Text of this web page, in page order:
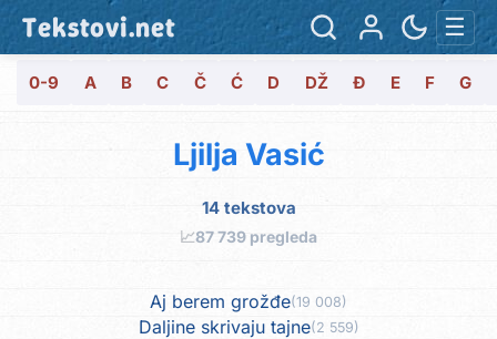
Tekstovi.net ☰
0-9 A B C Č Ć D DŽ Đ E F G
Ljilja Vasić
14 tekstova
📈87 739 pregleda
Aj berem grožđe(19 008)
Daljine skrivaju tajne(2 559)